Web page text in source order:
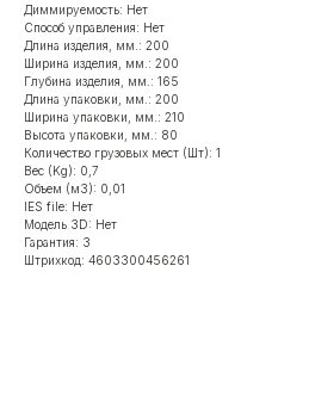
Диммируемость: Нет
Способ управления: Нет
Длина изделия, мм.: 200
Ширина изделия, мм.: 200
Глубина изделия, мм.: 165
Длина упаковки, мм.: 200
Ширина упаковки, мм.: 210
Высота упаковки, мм.: 80
Количество грузовых мест (Шт): 1
Вес (Kg): 0,7
Объем (м3): 0,01
IES file: Нет
Модель 3D: Нет
Гарантия: 3
Штрихкод: 4603300456261